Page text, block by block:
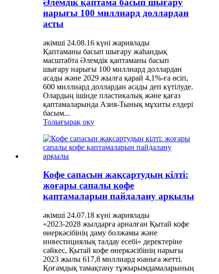
Әлемдік қаптама басып шығару
нарығы 100 миллиард доллардан
асты
әкімші 24.08.16 күні жариялады
Қаптаманы басып шығару жаһандық
масштабта Әлемдік қаптаманы басып
шығару нарығы 100 миллиард доллардан
асады және 2029 жылға қарай 4,1%-ға өсіп,
600 миллиард доллардан асады деп күтілуде.
Олардың ішінде пластикалық және қағаз
қаптамаларында Азия-Тынық мұхиты елдері
басым...
Толығырақ оқу
Кофе сапасын жақсартудың кілті:
жоғары сапалы кофе
қаптамаларын пайдалану арқылы
әкімші 24.07.18 күні жариялады
«2023-2028 жылдарға арналған Қытай кофе
өнеркәсібінің даму болжамы және
инвестициялық талдау есебі» деректеріне
сәйкес, Қытай кофе өнеркәсібінің нарығы
2023 жылы 617,8 миллиард юаньға жетті.
Қоғамдық тамақтану тұжырымдамаларының